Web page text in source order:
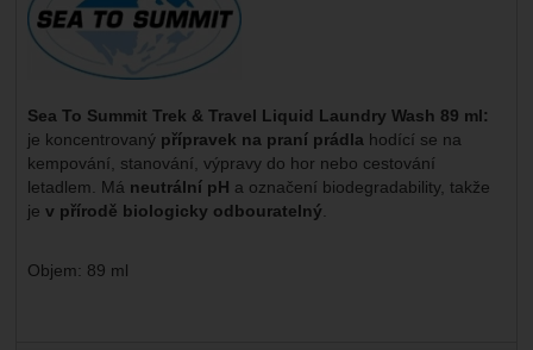
Sea To Summit Trek & Travel Liquid Laundry Wash 89 ml:
je koncentrovaný přípravek na praní prádla hodící se na
kempování, stanování, výpravy do hor nebo cestování
letadlem. Má neutrální pH a označení biodegradability, takže
je v přírodě biologicky odbouratelný
Objem: 89 ml